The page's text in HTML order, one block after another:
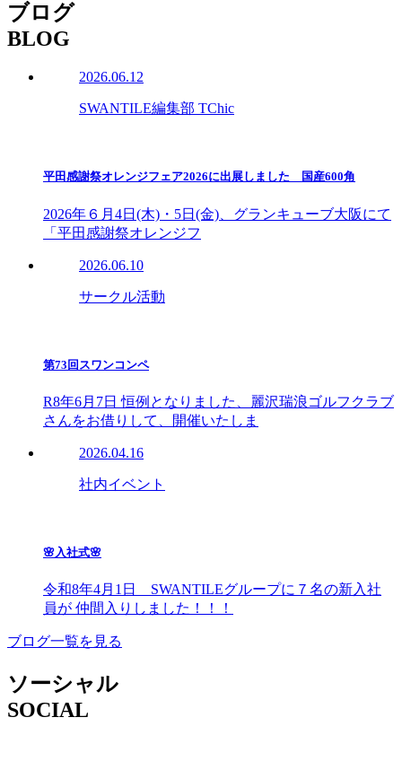
ブログ
BLOG
2026.06.12
SWANTILE編集部 TChic
平田感謝祭オレンジフェア2026に出展しました 国産600角
2026年６月4日(木)・5日(金)、グランキューブ大阪にて
「平田感謝祭オレンジフ
2026.06.10
サークル活動
第73回スワンコンペ
R8年6月7日 恒例となりました、麗沢瑞浪ゴルフクラブ
さんをお借りして、開催いたしま
2026.04.16
社内イベント
🌸入社式🌸
令和8年4月1日 SWANTILEグループに７名の新入社
員が 仲間入りしました！！！
ブログ一覧を見る
ソーシャル
SOCIAL